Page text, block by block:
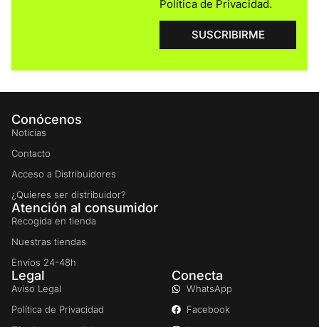
Política de Privacidad.
SUSCRIBIRME
Conócenos
Noticias
Contacto
Acceso a Distribuidores
¿Quieres ser distribuidor?
Atención al consumidor
Recogida en tienda
Nuestras tiendas
Envíos 24-48h
Legal
Aviso Legal
Política de Privacidad
Conecta
WhatsApp
Facebook